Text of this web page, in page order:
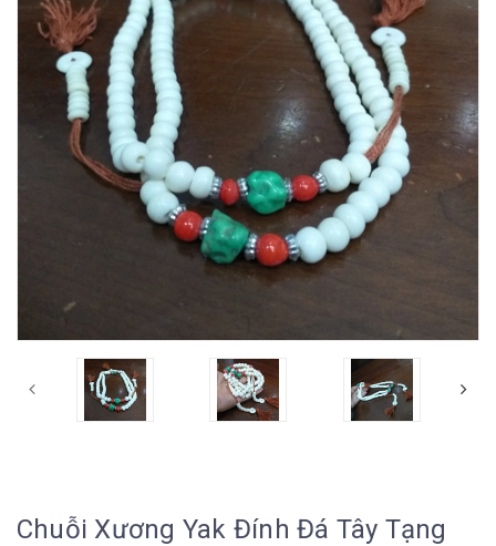
Chuỗi Xương Yak Đính Đá Tây Tạng